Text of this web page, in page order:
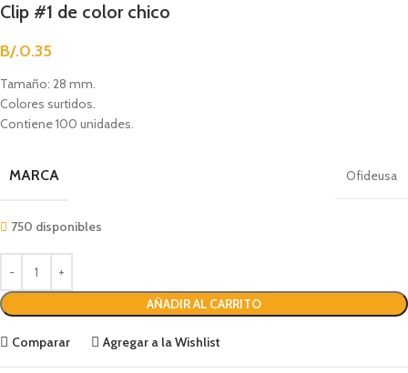
Clip #1 de color chico
B/.0.35
Tamaño: 28 mm.
Colores surtidos.
Contiene 100 unidades.
MARCA Ofideusa
750 disponibles
AÑADIR AL CARRITO
Comparar Agregar a la Wishlist